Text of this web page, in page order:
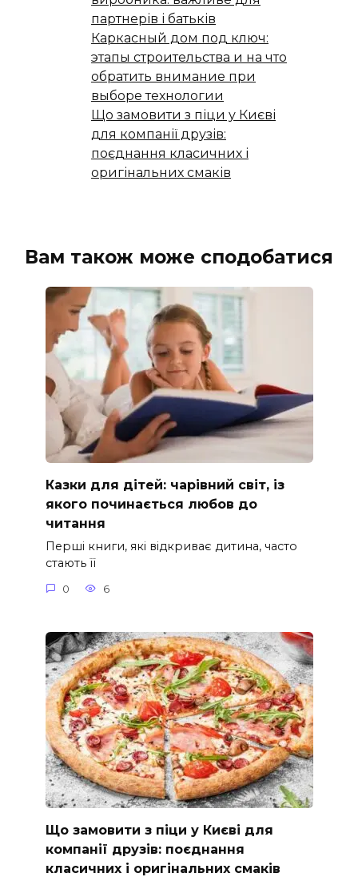
партнерів і батьків
Каркасный дом под ключ:
этапы строительства и на что
обратить внимание при
выборе технологии
Що замовити з піци у Києві
для компанії друзів:
поєднання класичних і
оригінальних смаків
Вам також може сподобатися
Казки для дітей: чарівний світ, із
якого починається любов до
читання
Перші книги, які відкриває дитина, часто
стають її
0 6
Що замовити з піци у Києві для
компанії друзів: поєднання
класичних і оригінальних смаків